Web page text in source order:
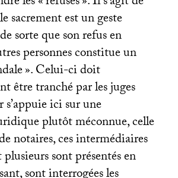
sacrement est un geste
de sorte que son refus en
personnes constitue un
». Celui-ci doit
être tranché par les juges
s’appuie ici sur une
plutôt méconnue, celle
notaires, ces intermédiaires
sont présentés en